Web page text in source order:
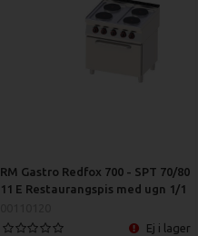
RM Gastro Redfox 700 - SPT 70/80
11 E Restaurangspis med ugn 1/1
Ej i lager